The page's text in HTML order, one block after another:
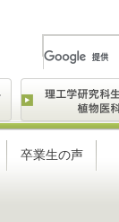
卒業生の声